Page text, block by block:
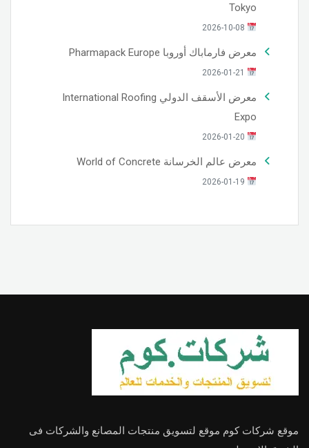
Tokyo
معرض فارماباك أوروبا Pharmapack Europe
معرض الأسقف الدولي International Roofing
Expo
معرض عالم الخرسانة World of Concrete
موقع شركات كوم موقع لتسويق منتجات المصانع والشركات فى